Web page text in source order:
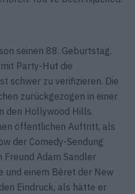
seinen 88. Geburtstag.
Party-Hut die
schwer zu verifizieren. Die
zurückgezogen in einer
den Hollywood Hills.
öffentlichen Auftritt, als
der Comedy-Sendung
Freund Adam Sandler
und einem Béret der New
Eindruck, als hätte er